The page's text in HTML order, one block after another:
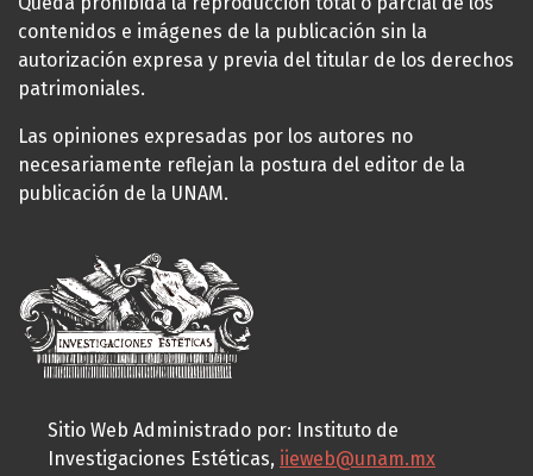
contenidos e imágenes de la publicación sin la
autorización expresa y previa del titular de los derechos
patrimoniales.
Las opiniones expresadas por los autores no
necesariamente reflejan la postura del editor de la
publicación de la UNAM.
Sitio Web Administrado por: Instituto de
Investigaciones Estéticas, iieweb@unam.mx